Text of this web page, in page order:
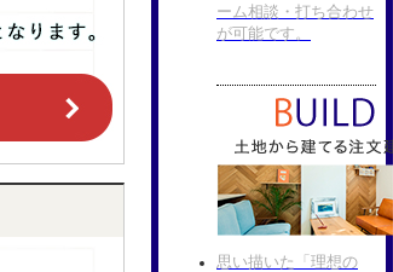
ーム相談・打ち合わせ
が可能です。
思い描いた「理想の